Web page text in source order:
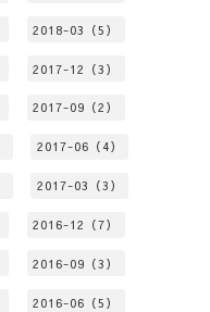
2018-03（5）
2017-12（3）
2017-09（2）
2017-06（4）
2017-03（3）
2016-12（7）
2016-09（3）
2016-06（5）